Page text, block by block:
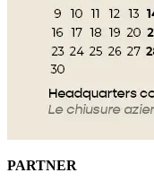
PARTNER